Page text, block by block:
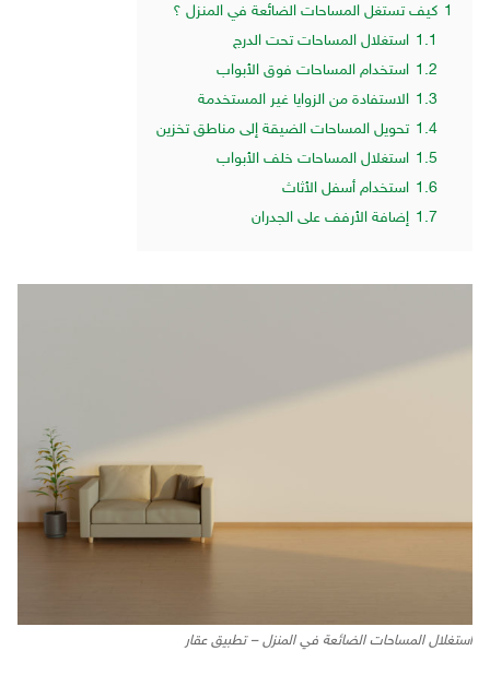
1 كيف تستغل المساحات الضائعة في المنزل ؟
1.1 استغلال المساحات تحت الدرج
1.2 استخدام المساحات فوق الأبواب
1.3 الاستفادة من الزوايا غير المستخدمة
1.4 تحويل المساحات الضيقة إلى مناطق تخزين
1.5 استغلال المساحات خلف الأبواب
1.6 استخدام أسفل الأثاث
1.7 إضافة الأرفف على الجدران
استغلال المساحات الضائعة في المنزل – تطبيق عقار